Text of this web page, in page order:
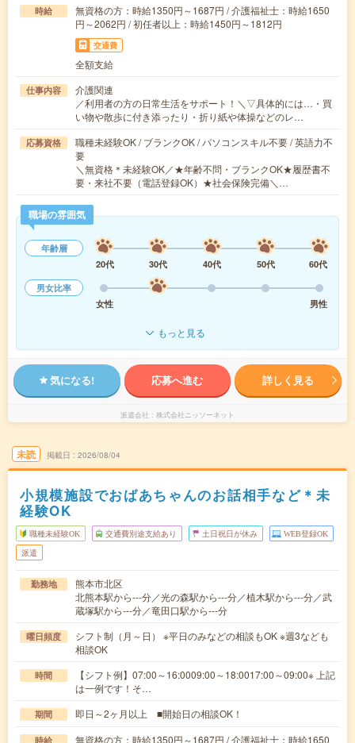
時給
無資格の方：時給1350円～1687円 / 介護福祉士：時給1650
円～2062円 / 初任者以上：時給1450円～1812円
交通費
全額支給
仕事内容
介護関連
／利用者の方の日常生活をサポート！＼▽具体的には…・買
い物や散歩に付き添ったり・折り紙や体操などのレ…
応募資格
職種未経験OK / ブランクOK / パソコンスキル不要 / 英語力不
要
＼無資格＊未経験OK／★年齢不問・ブランクOK★履歴書不
要・来社不要（電話登録OK）★社会保険完備＼…
職場の雰囲気
年齢層
20代
30代 40代 50代
60代
男女比率
女性
男性
もっと見る
気になる! 応募へ進む 詳しく見る
派遣会社 株式会社ニッソーネット
未読 掲載日 2026/08/04
小規模施設でおばあちゃんのお話相手など＊未
経験OK
職種未経験OK 交通費別途支給あり 土日祝日が休み WEB登録OK
派遣
勤務地
熊本市北区
北熊本駅から---分／光の森駅から---分／植木駅から---分／武
蔵塚駅から---分／竜田口駅から---分
曜日頻度
シフト制（月～日） ※平日のみなどの相談もOK ※週3なども
相談OK
時間
【シフト例】07:00～16:0009:00～18:0017:00～09:00※ 上記
は一例です！そ…
期間 即日～2ヶ月以上 ■開始日の相談OK！
時給
無資格の方：時給1350円～1687円 / 介護福祉士：時給1650